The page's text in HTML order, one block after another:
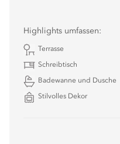
Highlights umfassen:
Terrasse
Schreibtisch
Badewanne und Dusche
Stilvolles Dekor